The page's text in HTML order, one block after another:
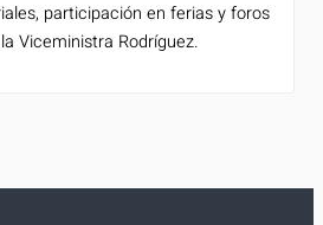
participación en ferias y foros
Viceministra Rodríguez.